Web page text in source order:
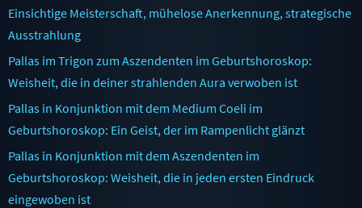
Einsichtige Meisterschaft, mühelose Anerkennung, strategische
Ausstrahlung
Pallas im Trigon zum Aszendenten im Geburtshoroskop:
Weisheit, die in deiner strahlenden Aura verwoben ist
Pallas in Konjunktion mit dem Medium Coeli im
Geburtshoroskop: Ein Geist, der im Rampenlicht glänzt
Pallas in Konjunktion mit dem Aszendenten im
Geburtshoroskop: Weisheit, die in jeden ersten Eindruck
eingewoben ist